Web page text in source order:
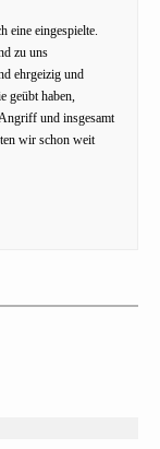
eine eingespielte.
zu uns
ehrgeizig und
geübt haben,
und insgesamt
wir schon weit